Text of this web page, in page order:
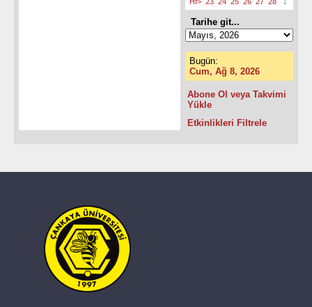
Tarihe git...
Bugün:
Cum, Ağ 8, 2026
Abone Ol veya Takvimi
Yükle
Etkinlikleri Filtrele